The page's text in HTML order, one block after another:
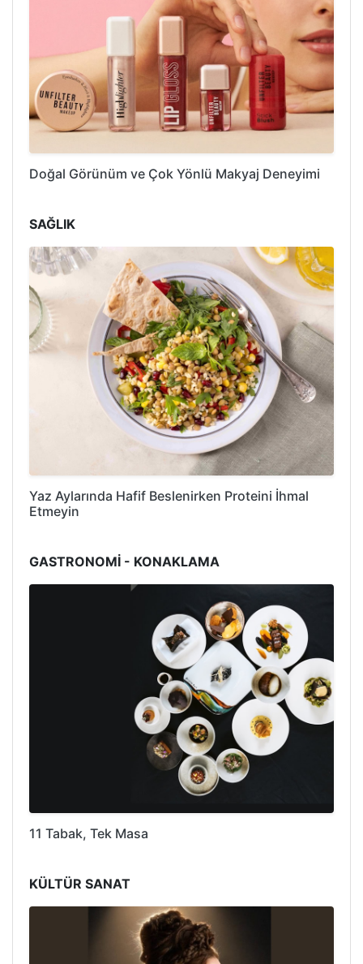
Doğal Görünüm ve Çok Yönlü Makyaj Deneyimi
SAĞLIK
Yaz Aylarında Hafif Beslenirken Proteini İhmal
Etmeyin
GASTRONOMİ - KONAKLAMA
11 Tabak, Tek Masa
KÜLTÜR SANAT